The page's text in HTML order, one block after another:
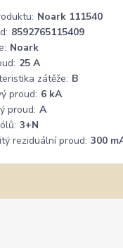
Noark 111540
8592765115409
Noark
25 A
zátěže: B
proud: 6 kA
proud: A
3+N
reziduální proud: 300